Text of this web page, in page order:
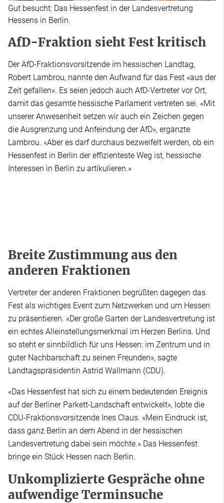
Gut besucht: Das Hessenfest in der Landesvertretung
Hessens in Berlin.
AfD-Fraktion sieht Fest kritisch
Der AfD-Fraktionsvorsitzende im hessischen Landtag,
Robert Lambrou, nannte den Aufwand für das Fest «aus der
Zeit gefallen». Es seien jedoch auch AfD-Vertreter vor Ort,
damit das gesamte hessische Parlament vertreten sei. «Mit
unserer Anwesenheit setzen wir auch ein Zeichen gegen
die Ausgrenzung und Anfeindung der AfD», ergänzte
Lambrou. «Aber es darf durchaus bezweifelt werden, ob ein
Hessenfest in Berlin der effizienteste Weg ist, hessische
Interessen in Berlin zu artikulieren.»
Breite Zustimmung aus den
anderen Fraktionen
Vertreter der anderen Fraktionen begrüßten dagegen das
Fest als wichtiges Event zum Netzwerken und um Hessen
zu präsentieren. «Der große Garten der Landesvertretung ist
ein echtes Alleinstellungsmerkmal im Herzen Berlins. Und
so steht er sinnbildlich für uns Hessen: im Zentrum und in
guter Nachbarschaft zu seinen Freunden», sagte
Landtagspräsidentin Astrid Wallmann (CDU).
«Das Hessenfest hat sich zu einem bedeutenden Ereignis
auf der Berliner Parkett-Landschaft entwickelt», lobte die
CDU-Fraktionsvorsitzende Ines Claus. «Mein Eindruck ist,
dass ganz Berlin an dem Abend in der hessischen
Landesvertretung dabei sein möchte.» Das Hessenfest
bringe ein Stück Hessen nach Berlin.
Unkomplizierte Gespräche ohne
aufwendige Terminsuche